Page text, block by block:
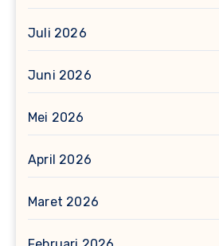
Juli 2026
Juni 2026
Mei 2026
April 2026
Maret 2026